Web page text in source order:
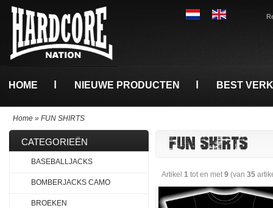
HOME NIEUWE PRODUCTEN BEST
Home » FUN SHIRTS
FUN SHIRTS
Artikel 1 tot en met9 (van 35
CATEGORIEËN
BASEBALLJACKS
BOMBERJACKS CAMO
BROEKEN